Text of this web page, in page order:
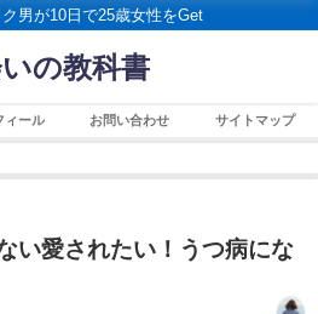
男が10日で25歳女性をGet
の教科書
ィール お問い合わせ サイトマップ
い愛されたい！うつ病にな